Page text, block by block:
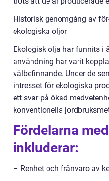
Historisk genomgång av
ekologiska oljor
Ekologisk olja har funnits i
användning har varit
välbefinnande. Under de
intresset för ekologiska
ett svar på ökad
konventionella
Fördelarna
inkluderar:
– Renhet och frånvaro av